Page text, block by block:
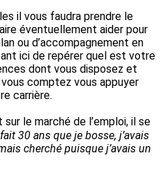
il vous faudra prendre le
éventuellement aider pour
ou d’accompagnement en
ici de repérer quel est votre
dont vous disposez et
comptez vous appuyer
carrière.
sur le marché de l’emploi, il se
30 ans que je bosse, j’avais
cherché puisque j’avais un